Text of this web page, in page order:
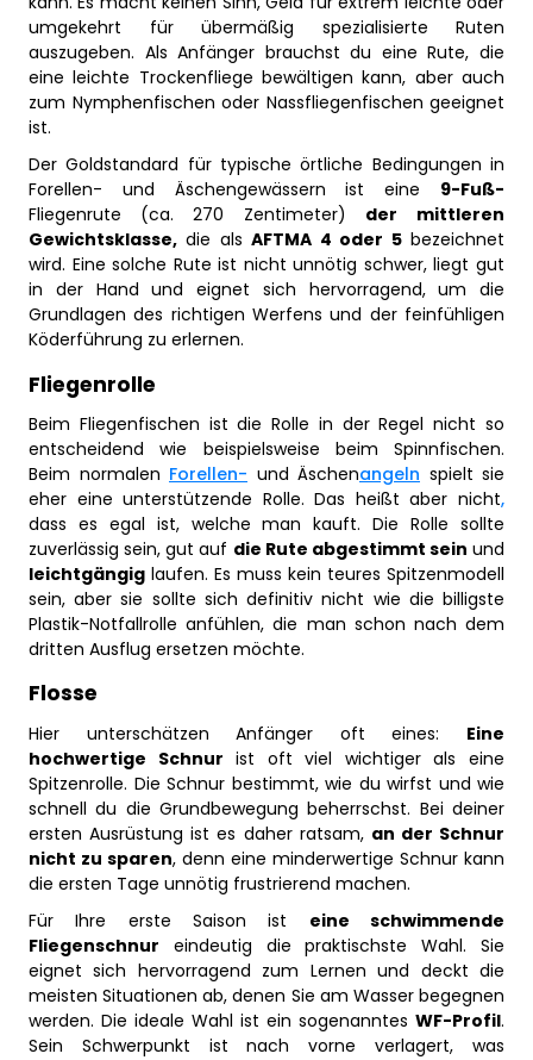
umgekehrt für übermäßig spezialisierte Ruten
auszugeben. Als Anfänger brauchst du eine Rute, die
eine leichte Trockenfliege bewältigen kann, aber auch
zum Nymphenfischen oder Nassfliegenfischen geeignet
ist.
Der Goldstandard für typische örtliche Bedingungen in
Forellen- und Äschengewässern ist eine 9-Fuß-
Fliegenrute (ca. 270 Zentimeter) der
mittleren
Gewichtsklasse, die alsAFTMA 4 oder 5bezeichnet
wird. Eine solche Rute ist nicht unnötig schwer, liegt gut
in der Hand und eignet sich hervorragend, um die
Grundlagen des richtigen Werfens und der feinfühligen
Köderführung zu erlernen.
Fliegenrolle
Beim Fliegenfischen ist die Rolle in der Regel nicht so
entscheidend wie beispielsweise beim Spinnfischen.
Beim normalen Forellen- und Äschenangeln spielt sie
eher eine unterstützende Rolle. Das heißt aber nicht,
dass es egal ist, welche man kauft. Die Rolle sollte
zuverlässig sein, gut auf die Rute abgestimmt sein und
leichtgängig laufen. Es muss kein teures Spitzenmodell
sein, aber sie sollte sich definitiv nicht wie die billigste
Plastik-Notfallrolle anfühlen, die man schon nach dem
dritten Ausflug ersetzen möchte.
Flosse
Hier unterschätzen Anfänger oft eines: Eine
hochwertige Schnur ist oft viel wichtiger als eine
Spitzenrolle. Die Schnur bestimmt, wie du wirfst und wie
schnell du die Grundbewegung beherrschst. Bei deiner
ersten Ausrüstung ist es daher ratsam, an der Schnur
nicht zu sparen, denn eine minderwertige Schnur kann
die ersten Tage unnötig frustrierend machen.
Für Ihre erste Saison ist eine schwimmende
Fliegenschnur eindeutig die praktischste Wahl. Sie
eignet sich hervorragend zum Lernen und deckt die
meisten Situationen ab, denen Sie am Wasser begegnen
werden. Die ideale Wahl ist ein sogenanntes WF-Profil.
Sein Schwerpunkt ist nach vorne verlagert, was